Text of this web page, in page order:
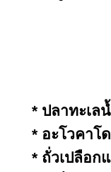
* ปลาทะเลน้
* อะโวคาโ
* ถั่วเปลือกแ